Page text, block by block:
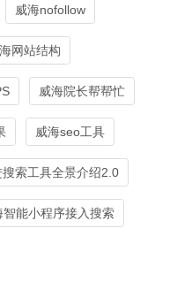
威海nofollow
网站结构
威海院长帮帮忙
威海seo工具
索工具全景介绍2.0
智能小程序接入搜索